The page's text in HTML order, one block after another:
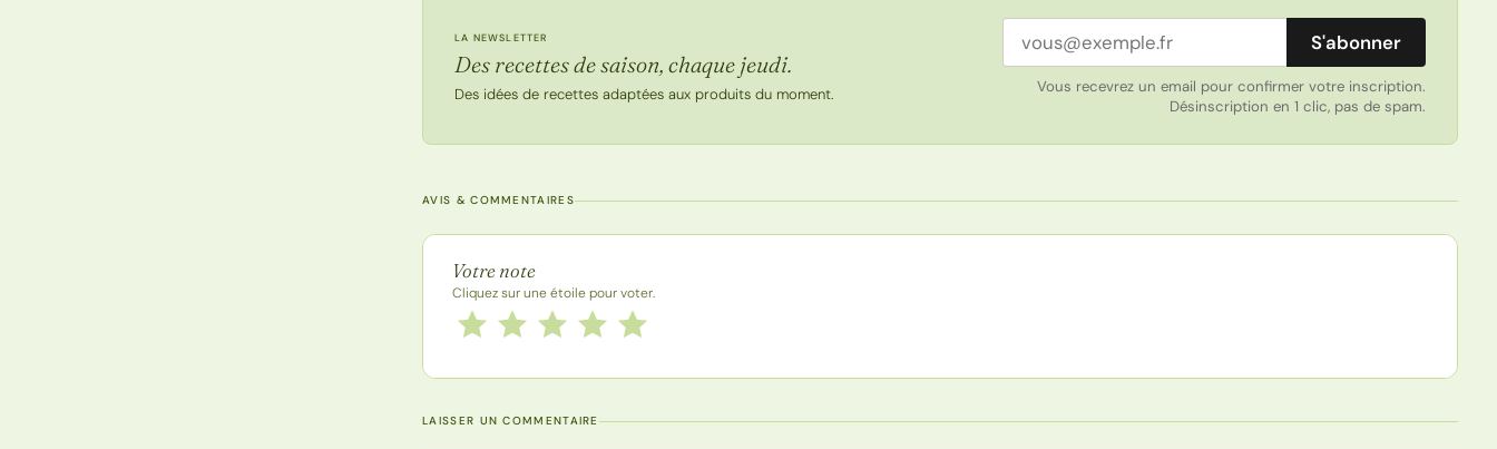
LA NEWSLETTER
Des recettes de saison, chaque jeudi.
Des idées de recettes adaptées aux produits du moment.
Adresse email S'abonner
Vous recevrez un email pour confirmer votre inscription.
Désinscription en 1 clic, pas de spam.
AVIS & COMMENTAIRES
Note de la recette
Votre note
Cliquez sur une étoile pour voter.
Notez cette recette de 1 à 5 étoiles
5 étoiles
4 étoiles
3 étoiles
2 étoiles
1 étoile
LAISSER UN COMMENTAIRE